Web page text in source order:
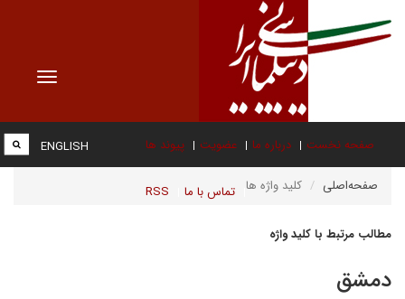
Toggle
صفحه نخست درباره ما عضویت پیوند ها
تماس با ما RSS
ENGLISH
صفحه‌اصلی کلید واژه ها
مطالب مرتبط با کلید واژه
دمشق